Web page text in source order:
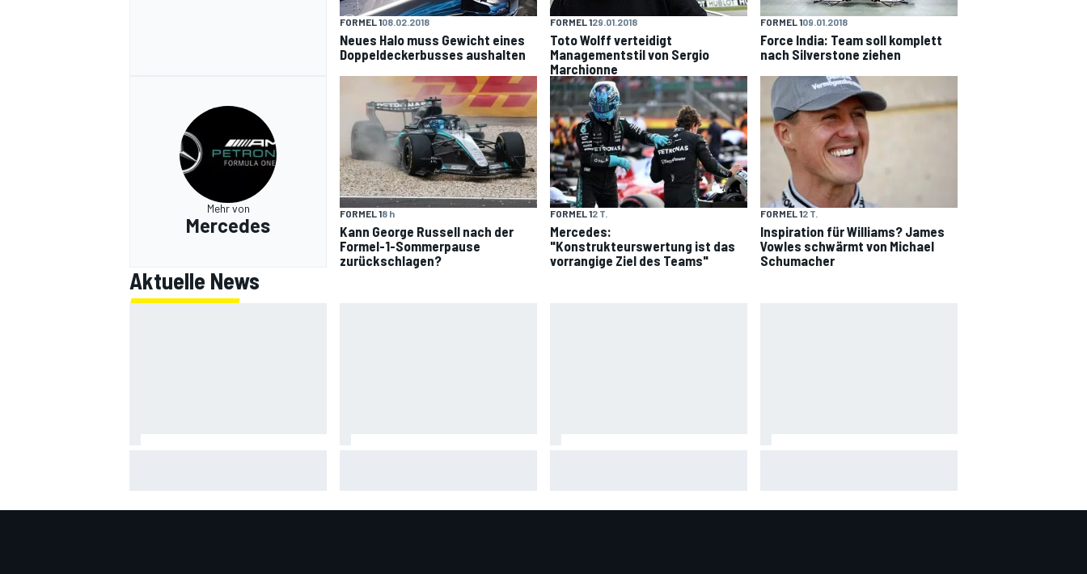
FORMEL 108.02.2018
Neues Halo muss Gewicht eines
Doppeldeckerbusses aushalten
FORMEL 129.01.2018
Toto Wolff verteidigt
Managementstil von Sergio
Marchionne
FORMEL 109.01.2018
Force India: Team soll komplett
nach Silverstone ziehen
Mehr von
Mercedes
FORMEL 18 h
Kann George Russell nach der
Formel-1-Sommerpause
zurückschlagen?
FORMEL 12 T.
Mercedes:
"Konstrukteurswertung ist das
vorrangige Ziel des Teams"
FORMEL 12 T.
Inspiration für Williams? James
Vowles schwärmt von Michael
Schumacher
Aktuelle News